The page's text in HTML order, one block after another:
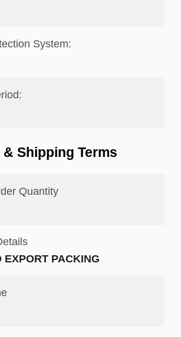
System:
Shipping Terms
Quantity
EXPORT PACKING